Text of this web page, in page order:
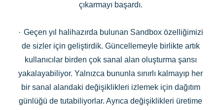
çıkarmayı başardı.
· Geçen yıl halihazırda bulunan Sandbox özelliğimizi
de sizler için geliştirdik. Güncellemeyle birlikte artık
kullanıcılar birden çok sanal alan oluşturma şansı
yakalayabiliyor. Yalnızca bununla sınırlı kalmayıp her
bir sanal alandaki değişiklikleri izlemek için dağıtım
günlüğü de tutabiliyorlar. Ayrıca değişiklikleri üretime